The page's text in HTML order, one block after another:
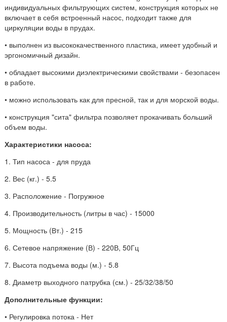
индивидуальных фильтрующих систем, конструкция которых не
включает в себя встроенный насос, подходит также для
циркуляции воды в прудах.
• выполнен из высококачественного пластика, имеет удобный и
эргономичный дизайн.
• обладает высокими диэлектрическими свойствами - безопасен
в работе.
• можно использовать как для пресной, так и для морской воды.
• конструкция "сита" фильтра позволяет прокачивать больший
объем воды.
Характеристики насоса:
1. Тип насоса - для пруда
2. Вес (кг.) - 5.5
3. Расположение - Погружное
4. Производительность (литры в час) - 15000
5. Мощность (Вт.) - 215
6. Сетевое напряжение (В) - 220В, 50Гц
7. Высота подъема воды (м.) - 5.8
8. Диаметр выходного патрубка (см.) - 25/32/38/50
Дополнительные функции:
• Регулировка потока - Нет